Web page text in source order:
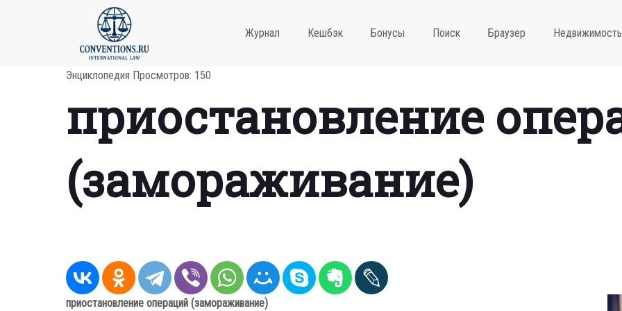
Журнал Кешбэк Бонусы Поиск Браузер Недвижимость
Энциклопедия Просмотров: 150
приостановление
(замораживание)
приостановление операций (замораживание)